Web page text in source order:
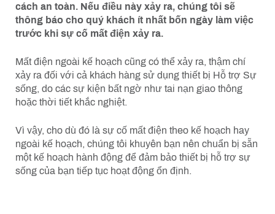
cách an toàn. Nếu điều này xảy ra, chúng tôi sẽ
thông báo cho quý khách ít nhất bốn ngày làm việc
trước khi sự cố mất điện xảy ra.
Mất điện ngoài kế hoạch cũng có thể xảy ra, thậm chí
xảy ra đối với cả khách hàng sử dụng thiết bị Hỗ trợ Sự
sống, do các sự kiện bất ngờ như tai nạn giao thông
hoặc thời tiết khắc nghiệt.
Vì vậy, cho dù đó là sự cố mất điện theo kế hoạch hay
ngoài kế hoạch, chúng tôi khuyên bạn nên chuẩn bị sẵn
một kế hoạch hành động để đảm bảo thiết bị hỗ trợ sự
sống của bạn tiếp tục hoạt động ổn định.